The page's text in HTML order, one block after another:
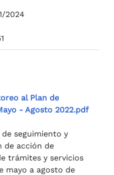
2024
al Plan de
- Agosto 2022.pdf
seguimiento y
de acción de
trámites y servicios
mayo a agosto de